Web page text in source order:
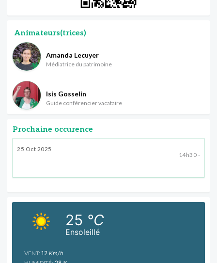
Animateurs(trices)
Amanda Lecuyer
Médiatrice du patrimoine
Isis Gosselin
Guide conférencier vacataire
Prochaine occurence
25 Oct 2025
14h30 -
Ensoleillé
25 °C
VENT: 12 Km/h